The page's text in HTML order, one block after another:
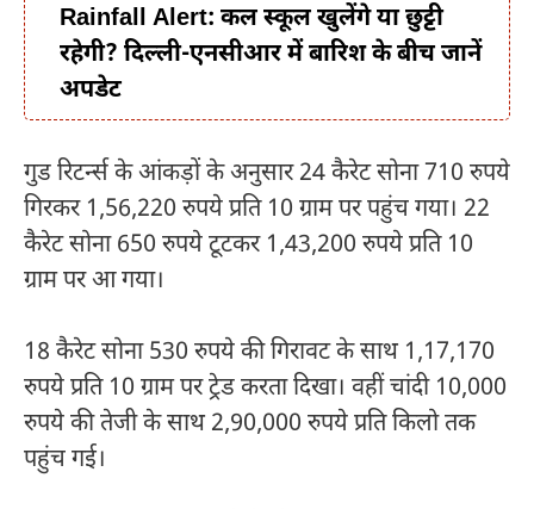
Rainfall Alert: कल स्कूल खुलेंगे या छुट्टी
रहेगी? दिल्ली-एनसीआर में बारिश के बीच जानें
अपडेट
गुड रिटर्न्स के आंकड़ों के अनुसार 24 कैरेट सोना 710 रुपये
गिरकर 1,56,220 रुपये प्रति 10 ग्राम पर पहुंच गया। 22
कैरेट सोना 650 रुपये टूटकर 1,43,200 रुपये प्रति 10
ग्राम पर आ गया।
18 कैरेट सोना 530 रुपये की गिरावट के साथ 1,17,170
रुपये प्रति 10 ग्राम पर ट्रेड करता दिखा। वहीं चांदी 10,000
रुपये की तेजी के साथ 2,90,000 रुपये प्रति किलो तक
पहुंच गई।